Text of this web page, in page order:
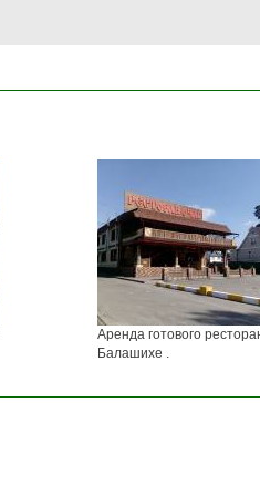
Аренда готового
Балашихе .